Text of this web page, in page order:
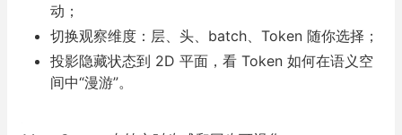
动；
切换观察维度：层、头、batch、Token 随你选择；
投影隐藏状态到 2D 平面，看 Token 如何在语义空
间中“漫游”。